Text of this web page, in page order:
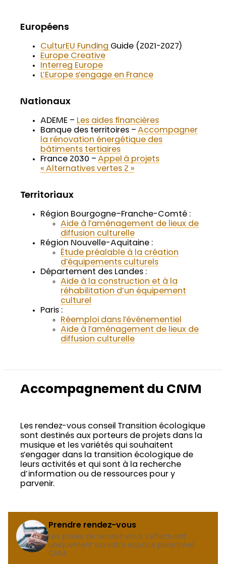
Européens
CulturEU Funding Guide (2021-2027)
Europe Creative
Interreg Europe
L’Europe s’engage en France
Nationaux
ADEME – Les aides financières
Banque des territoires – Accompagner
la rénovation énergétique des
bâtiments tertiaires
France 2030 – Appel à projets
« Alternatives vertes 2 »
Territoriaux
Région Bourgogne–Franche-Comté :
Aide à l’aménagement de lieux de
diffusion culturelle
Région Nouvelle-Aquitaine :
Étude préalable à la création
d’équipements culturels
Département des Landes :
Aide à la construction et à la
réhabilitation d’un équipement
culturel
Paris :
Réemploi dans l’événementiel
Aide à l’aménagement de lieux de
diffusion culturelle
Accompagnement du CNM
Les rendez-vous conseil Transition écologique
sont destinés aux porteurs de projets dans la
musique et les variétés qui souhaitent
s’engager dans la transition écologique de
leurs activités et qui sont à la recherche
d’information ou de ressources pour y
parvenir.
Prendre rendez-vous
Les prises de rendez-vous s’effectuent
uniquement via votre espace personnel
CNM.